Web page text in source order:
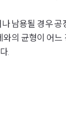
남용될 경우
의 균형이 어
.